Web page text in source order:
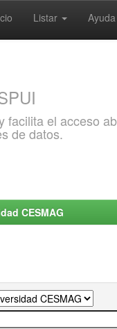
Listar Ayuda
facilita el acceso
de datos.
CESMAG